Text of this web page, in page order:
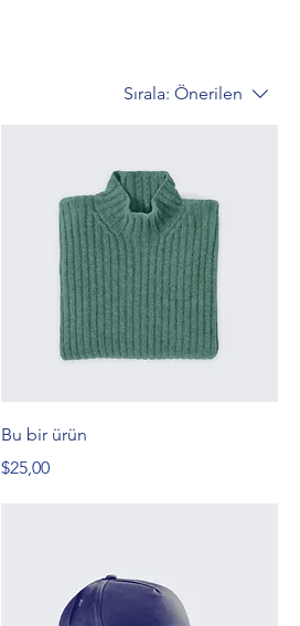
Sırala: Önerilen
Bu bir ürün
Fiyat
$25,00